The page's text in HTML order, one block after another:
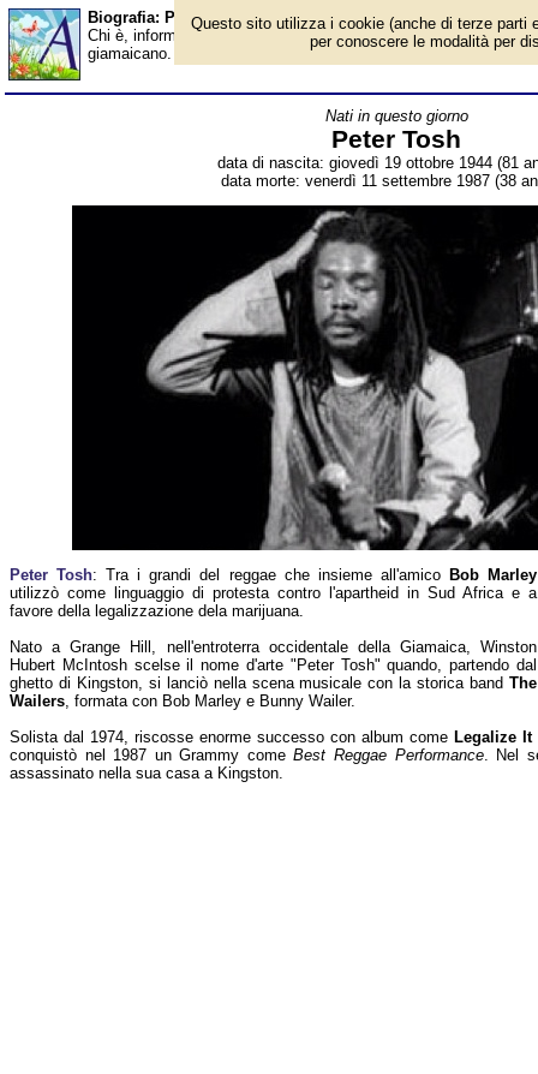
Biografia: Peter Tosh - Almanacco
Chi è, informazioni, foto, qual è la data di nascita, dove è nato,
giamaicano. Breve biografia. Voce dell'Almanacco.
Nati in questo giorno
Peter Tosh
data di nascita: giovedì 19 ottobre 1944 (81
data morte: venerdì 11 settembre 1987 (38
Peter Tosh: Tra i grandi del reggae che insieme all'amico Bob Marley
utilizzò come linguaggio di protesta contro l'apartheid in Sud Africa e a
favore della legalizzazione dela marijuana.
Nato a Grange Hill, nell'entroterra occidentale della Giamaica, Winston
Hubert McIntosh scelse il nome d'arte "Peter Tosh" quando, partendo dal
ghetto di Kingston, si lanciò nella scena musicale con la storica band The
Wailers, formata con Bob Marley e Bunny Wailer.
Solista dal 1974, riscosse enorme successo con album come Legalize It
conquistò nel 1987 un Grammy comeBest Reggae Performance. Nel
assassinato nella sua casa a Kingston.
Questo sito utilizza i cookie (anche di terze parti
per conoscere le modalità per